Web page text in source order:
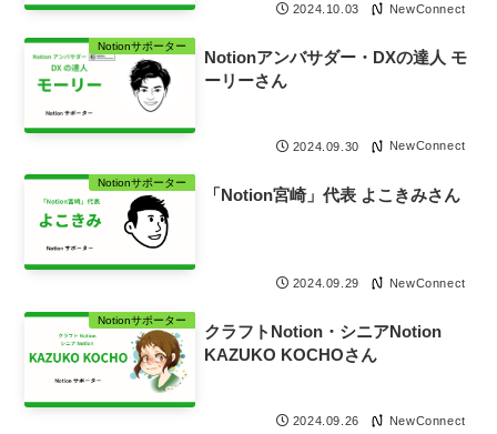
2024.10.03 NewConnect
Notionサポーター
Notionアンバサダー・DXの達人 モ
ーリーさん
2024.09.30 NewConnect
Notionサポーター
「Notion宮崎」代表 よこきみさん
2024.09.29 NewConnect
Notionサポーター
クラフトNotion・シニアNotion
KAZUKO KOCHOさん
2024.09.26 NewConnect